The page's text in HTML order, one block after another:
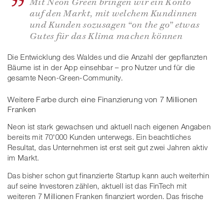
auf den Markt, mit welchem Kundinnen
und Kunden sozusagen “on the go” etwas
Gutes für das Klima machen können
Die Entwicklung des Waldes und die Anzahl der gepflanzten
Bäume ist in der App einsehbar – pro Nutzer und für die
gesamte Neon-Green-Community.
Weitere Farbe durch eine Finanzierung von 7 Millionen
Franken
Neon ist stark gewachsen und aktuell nach eigenen Angaben
bereits mit 70'000 Kunden unterwegs. Ein beachtliches
Resultat, das Unternehmen ist erst seit gut zwei Jahren aktiv
im Markt.
Das bisher schon gut finanzierte Startup kann auch weiterhin
auf seine Investoren zählen, aktuell ist das FinTech mit
weiteren 7 Millionen Franken finanziert worden. Das frische